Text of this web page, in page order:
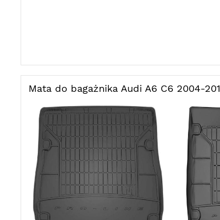
Mata do bagażnika Audi A6 C6 2004-